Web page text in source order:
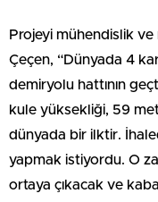
Projeyi mühendislik ve
Çeçen, “Dünyada 4
demiryolu hattının
kule yüksekliği, 59
dünyada bir ilktir.
yapmak istiyordu. O
ortaya çıkacak ve